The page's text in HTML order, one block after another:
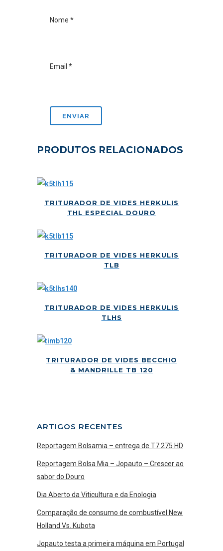
Nome *
Email *
PRODUTOS RELACIONADOS
TRITURADOR DE VIDES HERKULIS
THL ESPECIAL DOURO
TRITURADOR DE VIDES HERKULIS
TLB
TRITURADOR DE VIDES HERKULIS
TLHS
TRITURADOR DE VIDES BECCHIO
& MANDRILLE TB 120
ARTIGOS RECENTES
Reportagem Bolsamia – entrega de T7.275 HD
Reportagem Bolsa Mia – Jopauto – Crescer ao
sabor do Douro
Dia Aberto da Viticultura e da Enologia
Comparação de consumo de combustível New
Holland Vs. Kubota
Jopauto testa a primeira máquina em Portugal